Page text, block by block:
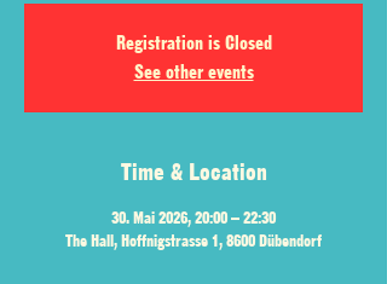
Registration is Closed
See other events
Time & Location
30. Mai 2026, 20:00 – 22:30
The Hall, Hoffnigstrasse 1, 8600 Dübendorf